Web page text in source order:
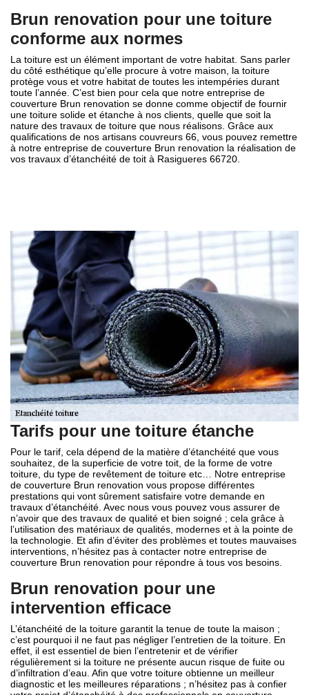
Brun renovation pour une toiture
conforme aux normes
La toiture est un élément important de votre habitat. Sans parler
du côté esthétique qu’elle procure à votre maison, la toiture
protège vous et votre habitat de toutes les intempéries durant
toute l’année. C’est bien pour cela que notre entreprise de
couverture Brun renovation se donne comme objectif de fournir
une toiture solide et étanche à nos clients, quelle que soit la
nature des travaux de toiture que nous réalisons. Grâce aux
qualifications de nos artisans couvreurs 66, vous pouvez remettre
à notre entreprise de couverture Brun renovation la réalisation de
vos travaux d’étanchéité de toit à Rasigueres 66720.
Tarifs pour une toiture étanche
Pour le tarif, cela dépend de la matière d’étanchéité que vous
souhaitez, de la superficie de votre toit, de la forme de votre
toiture, du type de revêtement de toiture etc… Notre entreprise
de couverture Brun renovation vous propose différentes
prestations qui vont sûrement satisfaire votre demande en
travaux d’étanchéité. Avec nous vous pouvez vous assurer de
n’avoir que des travaux de qualité et bien soigné ; cela grâce à
l’utilisation des matériaux de qualités, modernes et à la pointe de
la technologie. Et afin d’éviter des problèmes et toutes mauvaises
interventions, n’hésitez pas à contacter notre entreprise de
couverture Brun renovation pour répondre à tous vos besoins.
Brun renovation pour une
intervention efficace
L’étanchéité de la toiture garantit la tenue de toute la maison ;
c’est pourquoi il ne faut pas négliger l’entretien de la toiture. En
effet, il est essentiel de bien l’entretenir et de vérifier
régulièrement si la toiture ne présente aucun risque de fuite ou
d’infiltration d’eau. Afin que votre toiture obtienne un meilleur
diagnostic et les meilleures réparations ; n’hésitez pas à confier